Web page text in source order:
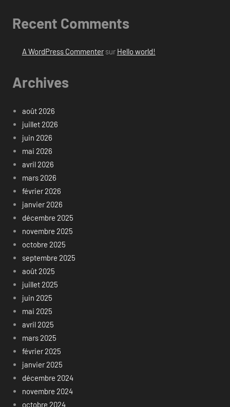
Recent Comments
A WordPress Commentersur Hello world!
Archives
août 2026
juillet 2026
juin 2026
mai 2026
avril 2026
mars 2026
février 2026
janvier 2026
décembre 2025
novembre 2025
octobre 2025
septembre 2025
août 2025
juillet 2025
juin 2025
mai 2025
avril 2025
mars 2025
février 2025
janvier 2025
décembre 2024
novembre 2024
octobre 2024